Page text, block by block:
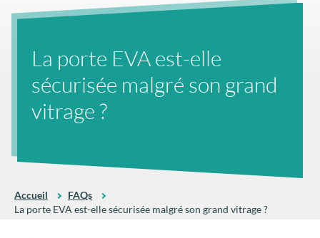
La porte EVA est-elle
sécurisée malgré son grand
vitrage ?
Accueil
FAQs
La porte EVA est-elle sécurisée malgré son grand vitrage ?